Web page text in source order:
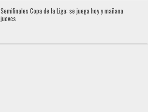
Semifinales Copa de la Liga: se juega hoy y mañana
jueves